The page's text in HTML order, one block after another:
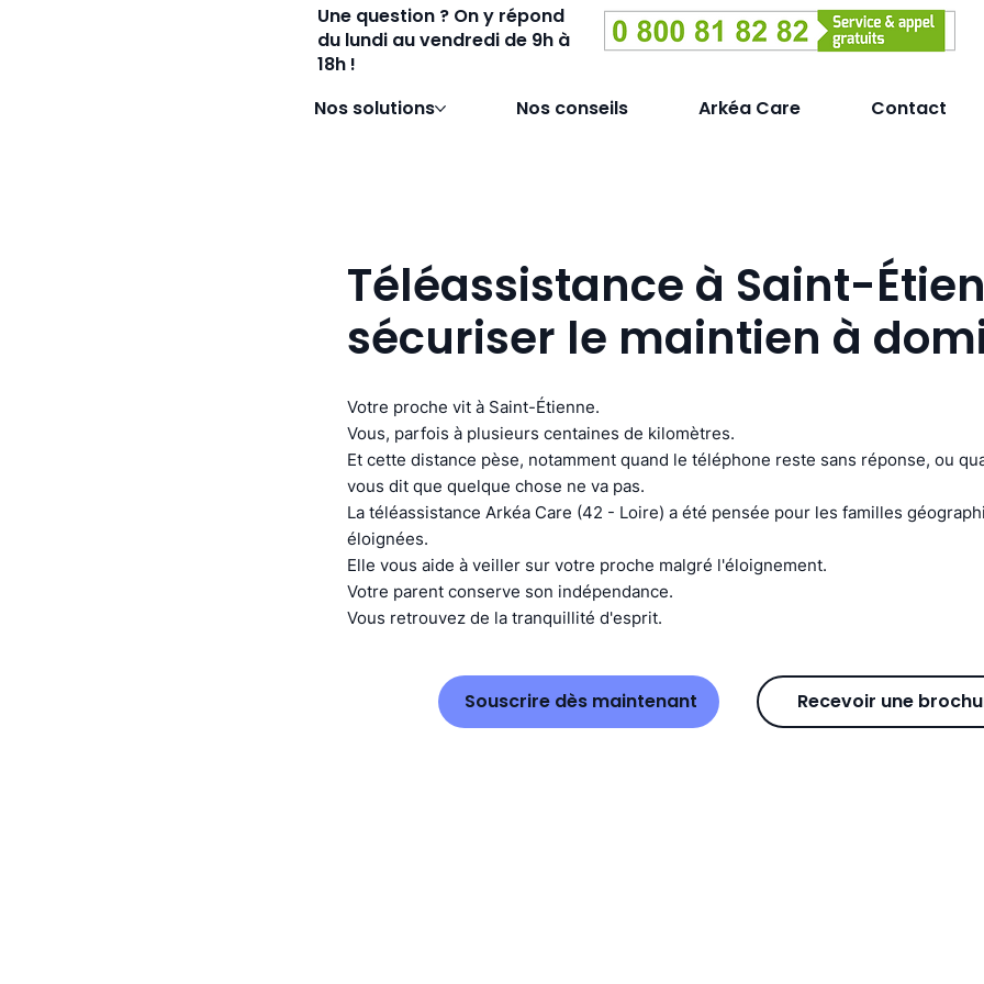
Une question ? On y répond
du lundi au vendredi de 9h à
18h !
Nos solutions Nos conseils Arkéa Care Contact
Téléassistance à Saint-
sécuriser le maintien à
Votre proche vit à Saint-Étienne.
Vous, parfois à plusieurs centaines de kilomètres.
Et cette distance pèse, notamment quand le téléphone reste sans réponse, ou
vous dit que quelque chose ne va pas.
La téléassistance Arkéa Care (42 - Loire) a été pensée pour les familles
éloignées.
Elle vous aide à veiller sur votre proche malgré l'éloignement.
Votre parent conserve son indépendance.
Vous retrouvez de la tranquillité d'esprit.
Souscrire dès maintenant Recevoir une